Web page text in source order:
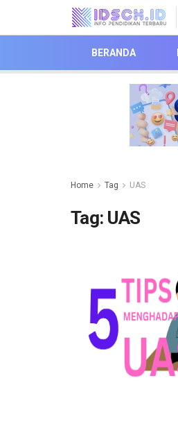
BERANDA
Home Tag UAS
Tag: UAS